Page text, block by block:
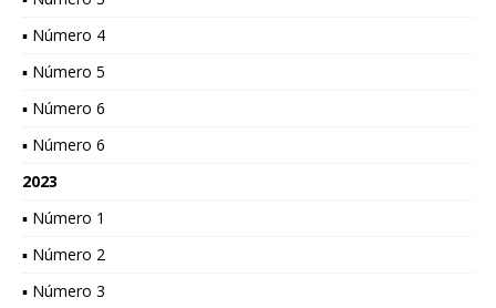
▪ Número 4
▪ Número 5
▪ Número 6
▪ Número 6
2023
▪ Número 1
▪ Número 2
▪ Número 3